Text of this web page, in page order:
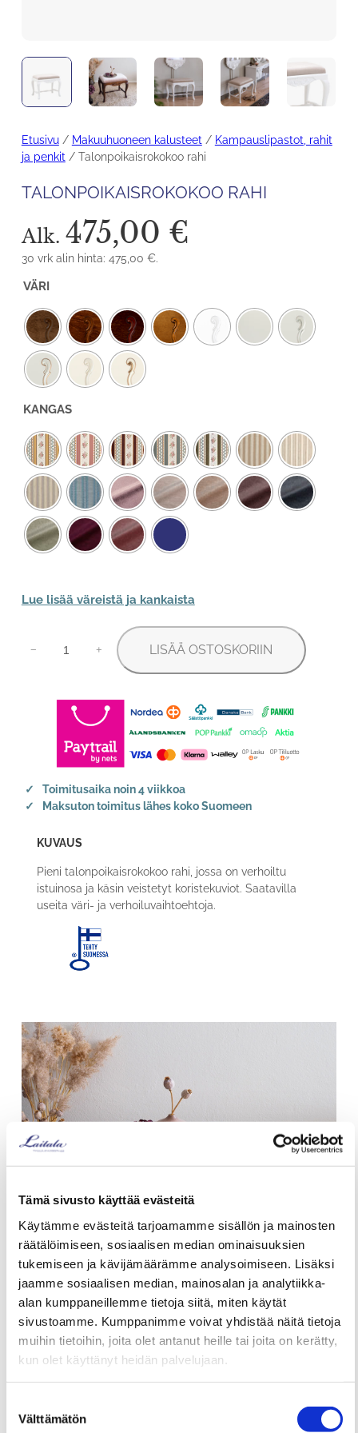
Tämä sivusto käyttää evästeitä
Käytämme evästeitä tarjoamamme sisällön ja mainosten
räätälöimiseen, sosiaalisen median ominaisuuksien
tukemiseen ja kävijämäärämme analysoimiseen. Lisäksi
jaamme sosiaalisen median, mainosalan ja analytiikka-
alan kumppaneillemme tietoja siitä, miten käytät
sivustoamme. Kumppanimme voivat yhdistää näitä tietoja
muihin tietoihin, joita olet antanut heille tai joita on kerätty,
kun olet käyttänyt heidän palvelujaan.
Katso lisätietoja käyttämistämme evästeistä
valinta
Välttämätön
Etusivu/ Makuuhuoneen kalusteet / Kampauslipastot, rahit
ja penkit / Talonpoikaisrokokoo rahi
TALONPOIKAISROKOKOO RAHI
Alk. 475,00 €
30 vrk alin hinta: 475,00 €.
VÄRI
KANGAS
Lue lisää väreistä ja kankaista
Talonpoikaisrokokoo
rahi
− + LISÄÄ OSTOSKORIIN
Toimitusaika noin 4 viikkoa
Maksuton toimitus lähes koko Suomeen
KUVAUS
Pieni talonpoikaisrokokoo rahi, jossa on verhoiltu
istuinosa ja käsin veistetyt koristekuviot. Saatavilla
useita väri- ja verhoiluvaihtoehtoja.
Pieni talonpoikaisrokokoo
tyylinen rahi/taburetti
Yhdistä sympaattinen talonpoikaisrokokoo tyylinen rahi